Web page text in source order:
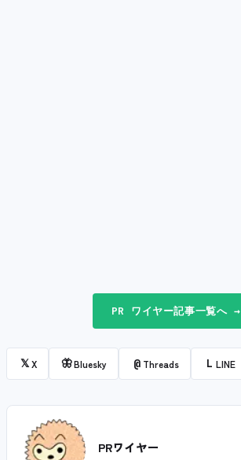
PR ワイヤー記事一覧へ →
𝕏X 🦋Bluesky @ Threads L LINE
PRワイヤー